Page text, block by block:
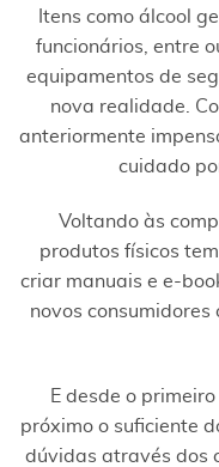
Itens como álcool
funcionários, entre
equipamentos de
nova realidade.
anteriormente
cuidado
Voltando às
produtos físicos
criar manuais e e-
novos consumidores
E desde o
próximo o suficiente
dúvidas através dos